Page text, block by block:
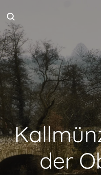
Hauptinhalt
springen
der